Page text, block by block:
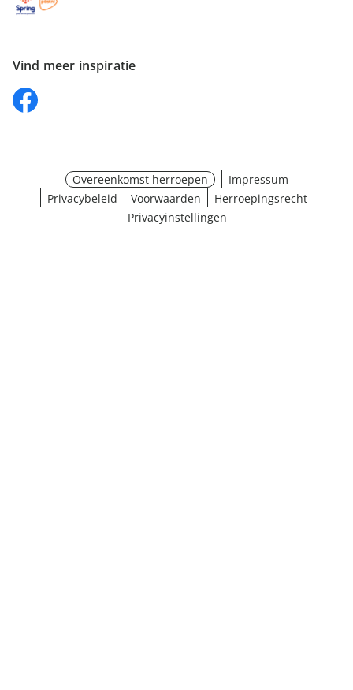
Vind meer inspiratie
Overeenkomst herroepen
Impressum
Privacybeleid
Voorwaarden
Herroepingsrecht
Privacyinstellingen